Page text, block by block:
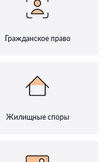
Гражданское право
Жилищные споры